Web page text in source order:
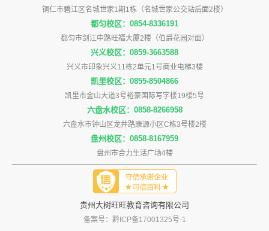
铜仁市碧江区名城世家1期1栋（名城世家公交站后面2楼）
都匀校区：0854-8336191
都匀市剑江中路旺福大厦2楼（伯爵花园对面）
兴义校区：0859-3663588
兴义市印象兴义11栋2单元1号商业电梯3楼
凯里校区：0855-8504866
凯里市金山大道3号裕豪国际写字楼19楼5号
六盘水校区：0858-8266958
六盘水市钟山区龙井路康源小区C栋3号楼2楼
盘州校区：0858-8167959
盘州市合力生活广场4楼
贵州大树旺旺教育咨询有限公司
备案号：黔ICP备17001325号-1